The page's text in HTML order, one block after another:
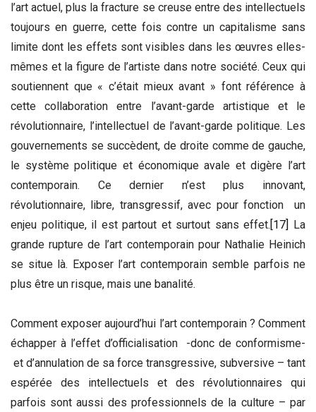
l’art actuel, plus la fracture se creuse entre des intellectuels
toujours en guerre, cette fois contre un capitalisme sans
limite dont les effets sont visibles dans les œuvres elles-
mêmes et la figure de l’artiste dans notre société. Ceux qui
soutiennent que « c’était mieux avant » font référence à
cette collaboration entre l’avant-garde artistique et le
révolutionnaire, l’intellectuel de l’avant-garde politique. Les
gouvernements se succèdent, de droite comme de gauche,
le système politique et économique avale et digère l’art
contemporain. Ce dernier n’est plus innovant,
révolutionnaire, libre, transgressif, avec pour fonction un
enjeu politique, il est partout et surtout sans effet. [17]
La
grande rupture de l’art contemporain pour Nathalie Heinich
se situe là. Exposer l’art contemporain semble parfois ne
plus être un risque, mais une banalité.
Comment exposer aujourd’hui l’art contemporain ? Comment
échapper à l’effet d’officialisation -donc de conformisme-
et d’annulation de sa force transgressive, subversive – tant
espérée des intellectuels et des révolutionnaires qui
parfois sont aussi des professionnels de la culture – par